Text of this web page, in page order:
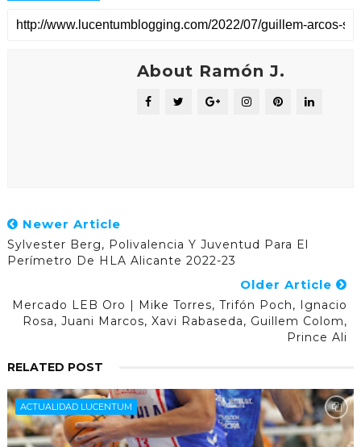
About Ramón J.
Newer Article
Sylvester Berg, Polivalencia Y Juventud Para El
Perímetro De HLA Alicante 2022-23
Older Article
Mercado LEB Oro | Mike Torres, Trifón Poch, Ignacio
Rosa, Juani Marcos, Xavi Rabaseda, Guillem Colom,
Prince Ali
RELATED POST
ACTUALIDAD LUCENTUM